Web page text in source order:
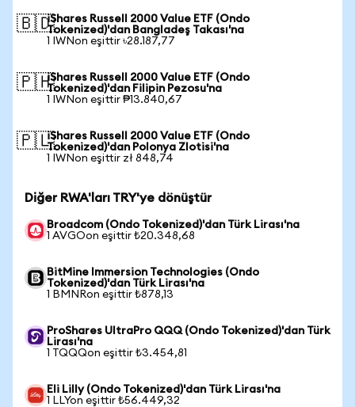
🇧🇩iShares Russell 2000 Value ETF (Ondo
Tokenized)'dan Bangladeş Takası'na
1 IWNon eşittir ৳28.187,77
🇵🇭iShares Russell 2000 Value ETF (Ondo
Tokenized)'dan Filipin Pezosu'na
1 IWNon eşittir ₱13.840,67
🇵🇱iShares Russell 2000 Value ETF (Ondo
Tokenized)'dan Polonya Zlotisi'na
1 IWNon eşittir zł 848,74
Diğer RWA'ları TRY'ye dönüştür
Broadcom (Ondo Tokenized)'dan Türk Lirası'na
1 AVGOon eşittir ₺20.348,68
BitMine Immersion Technologies (Ondo
Tokenized)'dan Türk Lirası'na
1 BMNRon eşittir ₺878,13
ProShares UltraPro QQQ (Ondo Tokenized)'dan Türk
Lirası'na
1 TQQQon eşittir ₺3.454,81
Eli Lilly (Ondo Tokenized)'dan Türk Lirası'na
1 LLYon eşittir ₺56.449,32